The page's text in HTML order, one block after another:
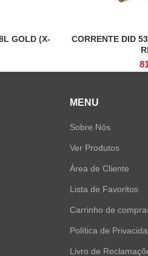
GOLD (X-
CORRENTE DID
MENU
Sobre Nós
Ver Produtos
Área de Cliente
Lista de Favoritos
Carrinho de
Política de
Livro de